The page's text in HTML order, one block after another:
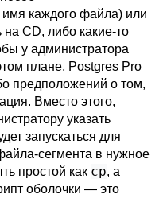
каждого файла) или
на CD, либо какие-то
у администратора
плане, Postgres Pro
предположений о том,
Вместо этого,
указать
запускаться для
сегмента в нужное
простой как cp, а
оболочки — это